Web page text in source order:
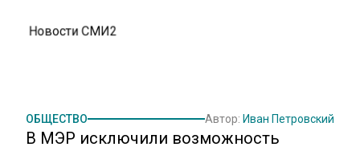
Новости СМИ2
ОБЩЕСТВО Автор: Иван Петровский
В МЭР исключили возможность